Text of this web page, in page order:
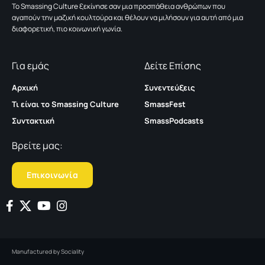
To Smassing Culture ξεκίνησε σαν μια προσπάθεια ανθρώπων που
αγαπούν την μαζική κουλτούρα και θέλουν να μιλήσουν για αυτή από μια
διαφορετική, πιο κοινωνική γωνία.
Για εμάς
Αρχική
Τι είναι το Smassing Culture
Συντακτική
Δείτε Επίσης
Συνεντεύξεις
SmassFest
SmassPodcasts
Βρείτε μας:
Επικοινωνία
Manufactured bySociality